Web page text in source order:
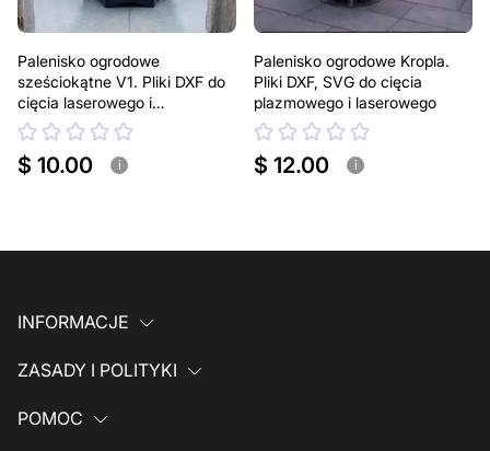
Palenisko ogrodowe
sześciokątne V1. Pliki DXF do
cięcia laserowego i
plazmowego
$ 10.00 i
Palenisko ogrodowe Kropla.
Pliki DXF, SVG do cięcia
plazmowego i laserowego
$ 12.00 i
INFORMACJE
ZASADY I POLITYKI
POMOC